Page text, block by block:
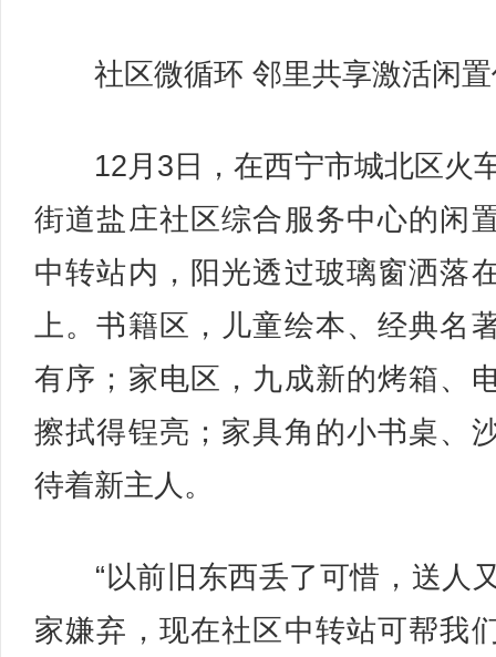
社区微循环 邻里共享激活闲置
12月3日，在西宁市城北区火
街道盐庄社区综合服务中心的闲
中转站内，阳光透过玻璃窗洒落
上。书籍区，儿童绘本、经典名
有序；家电区，九成新的烤箱、
擦拭得锃亮；家具角的小书桌、
待着新主人。
“以前旧东西丢了可惜，送人
家嫌弃，现在社区中转站可帮我